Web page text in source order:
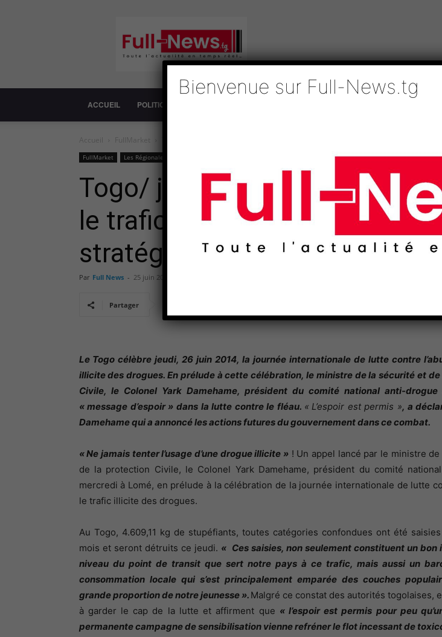
News
ACCUEIL POLITIQUE
Accueil FullMarket
FullMarket Les Régionales
Togo/ journée internationale
le trafic illicite des drogues : le
stratégie à trois volets !
Par Full News - 25 juin 2014
Partager
Le Togo célèbre jeudi, 26 juin 2014, la journée internationale de lutte contre
illicite des drogues. En prélude à cette célébration, le ministre de la sécurité et
Civile, le Colonel Yark Damehame, président du comité national anti-
« message d’espoir » dans la lutte contre le fléau. « L’espoir est permis », a
Damehame qui a annoncé les actions futures du gouvernement dans ce combat.
« Ne jamais tenter l’usage d’une drogue illicite »! Un appel lancé par le ministre
de la protection Civile, le Colonel Yark Damehame, président du comité
mercredi à Lomé, en prélude à la célébration de la journée internationale de lutte
le trafic illicite des drogues.
Au Togo, 4.609,11 kg de stupéfiants, toutes catégories confondues ont été
mois et seront détruits ce jeudi. « Ces saisies, non seulement constituent un bon
niveau du point de transit que sert notre pays à ce trafic, mais aussi un
consommation locale qui s’est principalement emparée des couches
grande proportion de notre jeunesse ». Malgré ce constat des autorités togolaises,
à garder le cap de la lutte et affirment que « l’espoir est permis pour peu
permanente campagne de sensibilisation vienne refréner le flot incessant de
Bienvenue sur Full-News.tg